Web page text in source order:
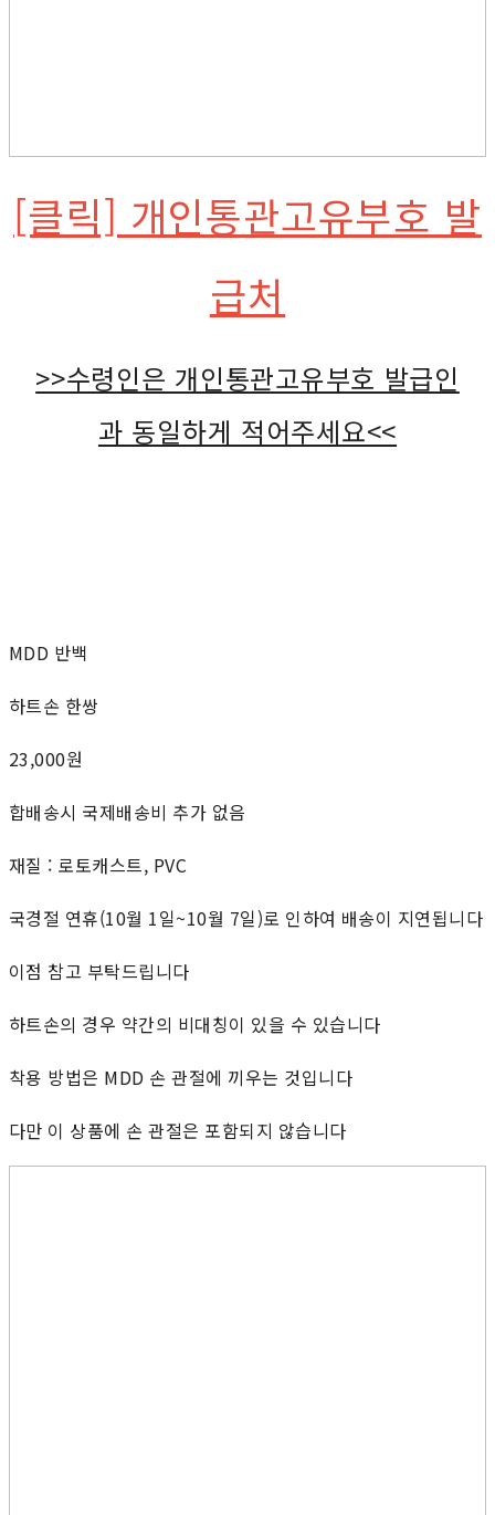
[클릭] 개인통관고유부호 발
급처
>>수령인은 개인통관고유부호 발급인
과 동일하게 적어주세요<<
MDD 반백
하트손 한쌍
23,000원
합배송시 국제배송비 추가 없음
재질 : 로토캐스트, PVC
국경절 연휴(10월 1일~10월 7일)로 인하여 배송이 지연됩니다
이점 참고 부탁드립니다
하트손의 경우 약간의 비대칭이 있을 수 있습니다
착용 방법은 MDD 손 관절에 끼우는 것입니다
다만 이 상품에 손 관절은 포함되지 않습니다